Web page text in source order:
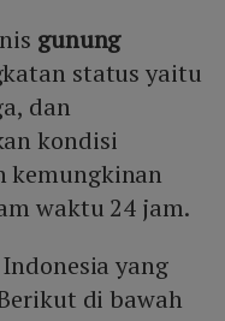
gunung
status yaitu
dan
kondisi
kemungkinan
waktu 24 jam.
yang
di bawah